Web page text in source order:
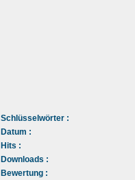
Schlüsselwörter :
Datum :
Hits :
Downloads :
Bewertung :